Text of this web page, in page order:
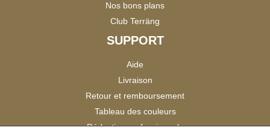
Nos bons plans
Club Terräng
SUPPORT
Aide
Livraison
Retour et remboursement
Tableau des couleurs
Réduction professionnels